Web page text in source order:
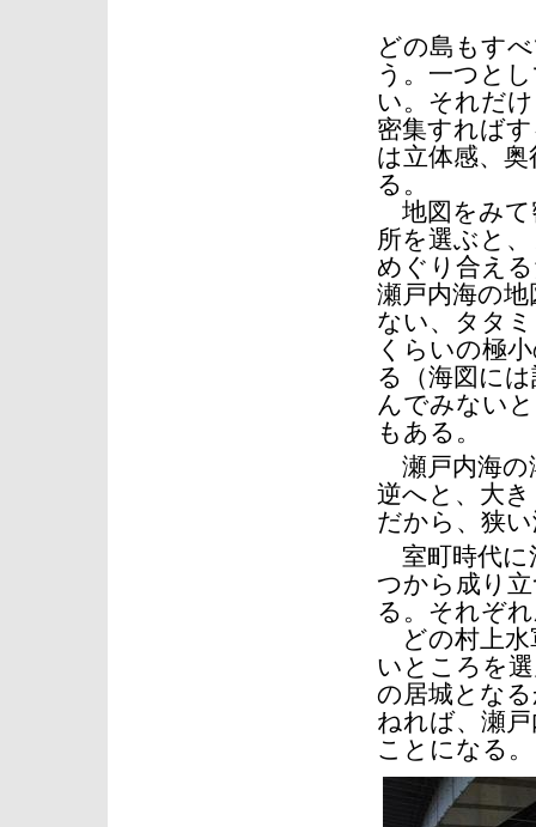
どの島もす
う。一つと
い。それだ
密集すれば
は立体感、
る。
地図をみて
所を選ぶと
めぐり合え
瀬戸内海の
ない、タタ
くらいの極
る（海図に
んでみない
もある。
瀬戸内海の
逆へと、大
だから、狭
室町時代に
つから成り
る。それぞ
どの村上水
いところを
の居城とな
ねれば、瀬
ことになる。